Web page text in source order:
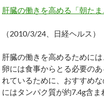
肝臓の働きを高める「朝た
（2010/3/24、日経ヘルス）
肝臓の働きを高めるために
卵には食事からとる必要の
れているために、おすすめ
にはタンパク質が約7.4g含ま